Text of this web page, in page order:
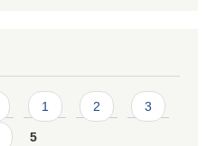
1 2 3
5